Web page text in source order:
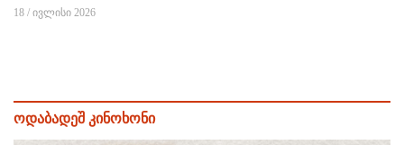
18 / ივლისი 2026
ოდაბადეშ კინოხონი